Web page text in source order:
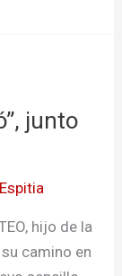
junto
hijo de la
camino en